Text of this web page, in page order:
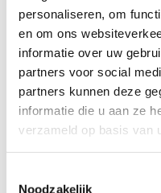
personaliseren, om
en om ons
informatie over uw
partners voor social
partners kunnen deze
informatie die u aan ze
verzameld op basis van
Noodzakelijk